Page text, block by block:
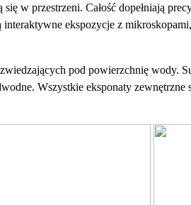
w przestrzeni. Całość dopełniają
interaktywne ekspozycje z
pod powierzchnię wody.
Wszystkie eksponaty zewnętrzne